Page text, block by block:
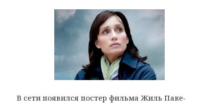
В сети появился постер фильма Жиль Паке-